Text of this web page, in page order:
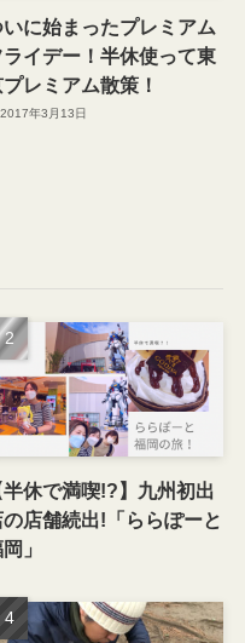
に始まったプレミアム
ライデー！半休使って東
レミアム散策！
2017年3月13日
半休で満喫!?】九州初出
の店舗続出!「ららぽーと
」